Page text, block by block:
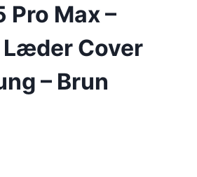
Pro Max –
Læder Cover
– Brun